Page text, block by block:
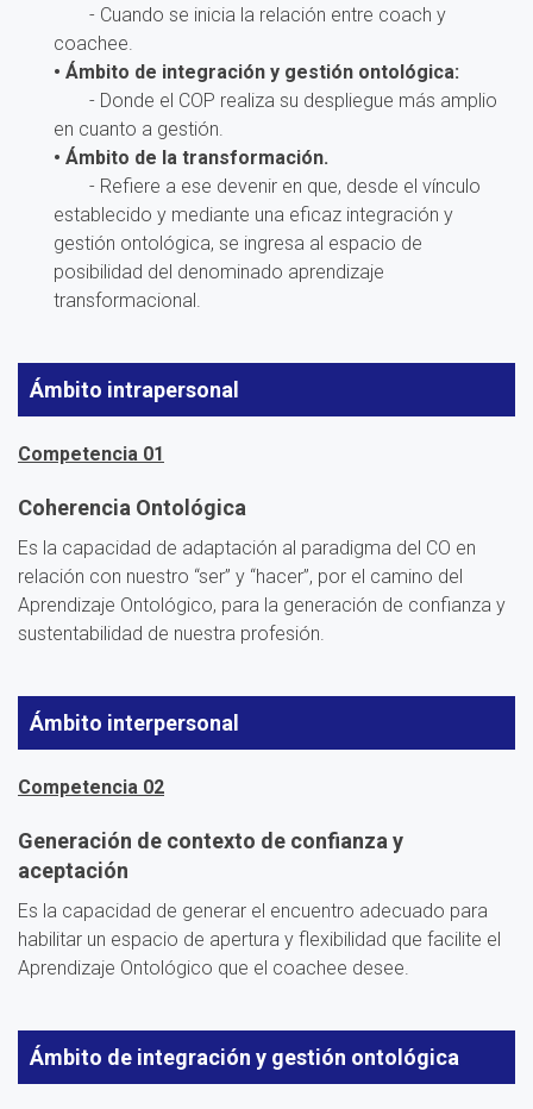
- Cuando se inicia la relación entre coach y
coachee.
• Ámbito de integración y gestión ontológica:
- Donde el COP realiza su despliegue más amplio
en cuanto a gestión.
• Ámbito de la transformación.
- Refiere a ese devenir en que, desde el vínculo
establecido y mediante una eficaz integración y
gestión ontológica, se ingresa al espacio de
posibilidad del denominado aprendizaje
transformacional.
Ámbito intrapersonal
Competencia 01
Coherencia Ontológica
Es la capacidad de adaptación al paradigma del CO en
relación con nuestro “ser” y “hacer”, por el camino del
Aprendizaje Ontológico, para la generación de confianza y
sustentabilidad de nuestra profesión.
Ámbito interpersonal
Competencia 02
Generación de contexto de confianza y
aceptación
Es la capacidad de generar el encuentro adecuado para
habilitar un espacio de apertura y flexibilidad que facilite el
Aprendizaje Ontológico que el coachee desee.
Ámbito de integración y gestión ontológica